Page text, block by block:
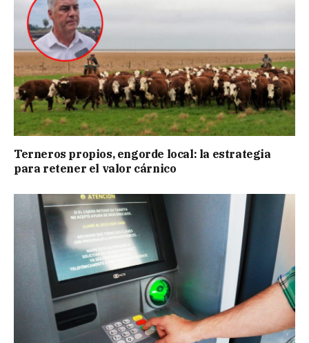
Terneros propios, engorde local: la estrategia
para retener el valor cárnico